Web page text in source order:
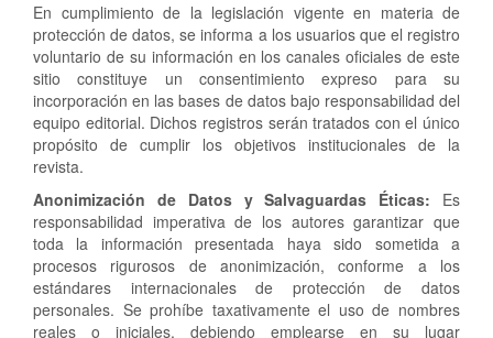
En cumplimiento de la legislación vigente en materia de
protección de datos, se informa a los usuarios que el registro
voluntario de su información en los canales oficiales de este
sitio constituye un consentimiento expreso para su
incorporación en las bases de datos bajo responsabilidad del
equipo editorial. Dichos registros serán tratados con el único
propósito de cumplir los objetivos institucionales de la
revista.
Anonimización de Datos y Salvaguardas Éticas: Es
responsabilidad imperativa de los autores garantizar que
toda la información presentada haya sido sometida a
procesos rigurosos de anonimización, conforme a los
estándares internacionales de protección de datos
personales. Se prohíbe taxativamente el uso de nombres
reales o iniciales, debiendo emplearse en su lugar